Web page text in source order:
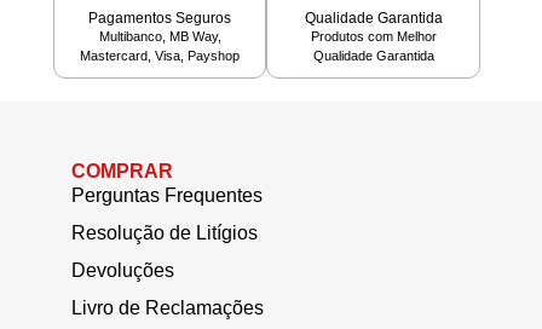
Pagamentos Seguros
Multibanco, MB Way,
Mastercard, Visa, Payshop
Qualidade Garantida
Produtos com Melhor
Qualidade Garantida
COMPRAR
Perguntas Frequentes
Resolução de Litígios
Devoluções
Livro de Reclamações